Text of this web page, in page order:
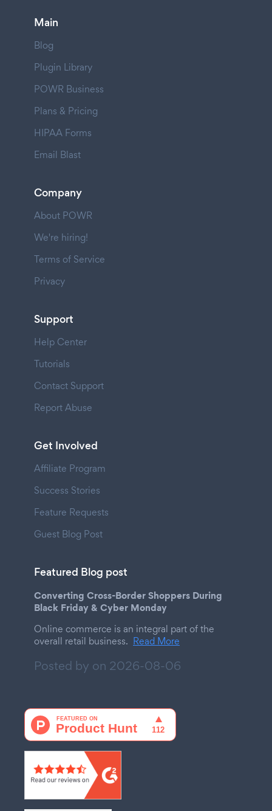
Main
Blog
Plugin Library
POWR Business
Plans & Pricing
HIPAA Forms
Email Blast
Company
About POWR
We're hiring!
Terms of Service
Privacy
Support
Help Center
Tutorials
Contact Support
Report Abuse
Get Involved
Affiliate Program
Success Stories
Feature Requests
Guest Blog Post
Featured Blog post
Converting Cross-Border Shoppers During
Black Friday & Cyber Monday
Online commerce is an integral part of the
overall retail business. Read More
Posted by on 2026-08-06